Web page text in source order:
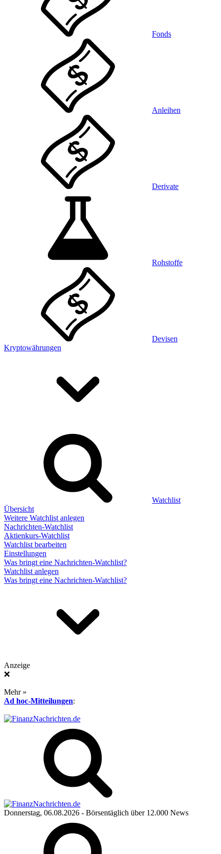
Fonds
Anleihen
Derivate
Rohstoffe
Devisen
Kryptowährungen
Watchlist
Übersicht
Weitere Watchlist anlegen
Nachrichten-Watchlist
Aktienkurs-Watchlist
Watchlist bearbeiten
Einstellungen
Was bringt eine Nachrichten-Watchlist?
Watchlist anlegen
Was bringt eine Nachrichten-Watchlist?
Anzeige
❌
Mehr »
Ad hoc-Mitteilungen:
Donnerstag, 06.08.2026 - Börsentäglich über 12.000 News